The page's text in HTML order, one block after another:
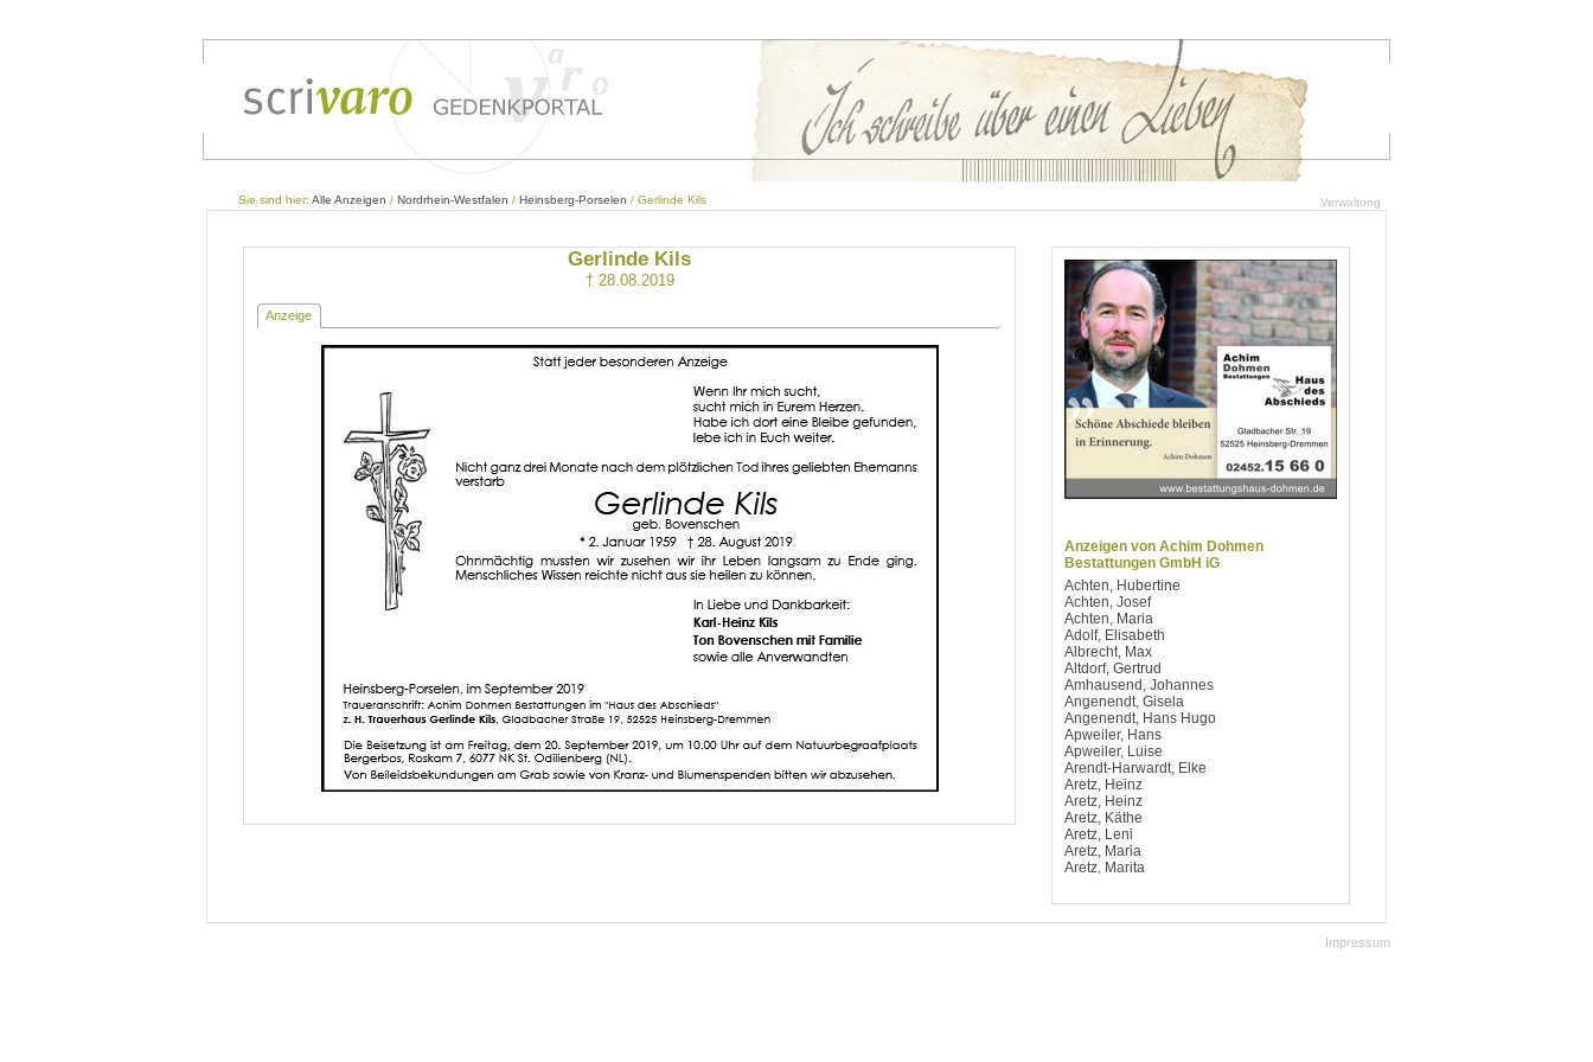
Verwaltung
Sie sind hier: Alle Anzeigen / Nordrhein-Westfalen / Heinsberg-Porselen / Gerlinde Kils
Gerlinde Kils
† 28.08.2019
Anzeige
Anzeigen von Achim Dohmen
Bestattungen GmbH iG
Achten, Hubertine
Achten, Josef
Achten, Maria
Adolf, Elisabeth
Albrecht, Max
Altdorf, Gertrud
Amhausend, Johannes
Angenendt, Gisela
Angenendt, Hans Hugo
Apweiler, Hans
Apweiler, Luise
Arendt-Harwardt, Elke
Aretz, Heinz
Aretz, Heinz
Aretz, Käthe
Aretz, Leni
Aretz, Maria
Aretz, Marita
Artelt, Notburga
Impressum